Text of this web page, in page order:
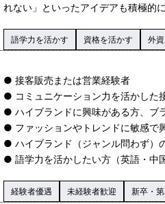
れない」といったアイデアも積極的
語学力を活かす 資格を活かす 外
● 接客販売または営業経験者
● コミュニケーション力を活かした
● ハイブランドに興味がある方、ブ
● ファッションやトレンドに敏感で
● ハイブランド（ジャンル問わず）
● 語学力を活かしたい方（英語・中
経験者優遇 未経験者歓迎 新卒・